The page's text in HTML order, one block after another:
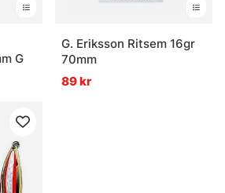
5 stjärnor
G
G. Eriksson Ritsem 16gr
70mm
89 kr